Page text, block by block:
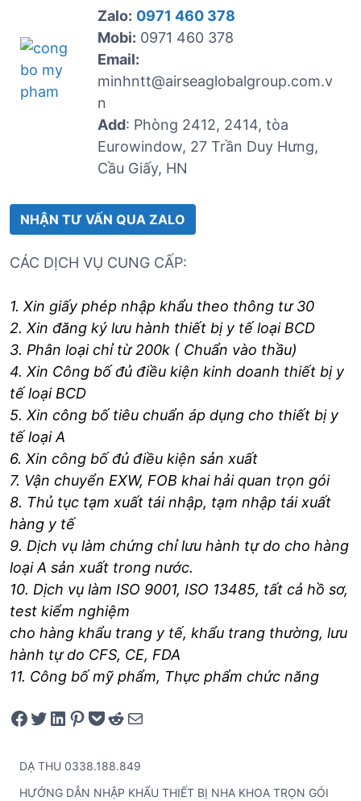
Zalo: 0971 460 378
Mobi: 0971 460 378
Email:
minhntt@airseaglobalgroup.com.v
n
Add: Phòng 2412, 2414, tòa
Eurowindow, 27 Trần Duy Hưng,
Cầu Giấy, HN
NHẬN TƯ VẤN QUA ZALO
CÁC DỊCH VỤ CUNG CẤP:
1. Xin giấy phép nhập khẩu theo thông tư 30
2. Xin đăng ký lưu hành thiết bị y tế loại BCD
3. Phân loại chỉ từ 200k ( Chuẩn vào thầu)
4. Xin Công bố đủ điều kiện kinh doanh thiết bị y
tế loại BCD
5. Xin công bố tiêu chuẩn áp dụng cho thiết bị y
tế loại A
6. Xin công bố đủ điều kiện sản xuất
7. Vận chuyển EXW, FOB khai hải quan trọn gói
8. Thủ tục tạm xuất tái nhập, tạm nhập tái xuất
hàng y tế
9. Dịch vụ làm chứng chỉ lưu hành tự do cho hàng
loại A sản xuất trong nước.
10. Dịch vụ làm ISO 9001, ISO 13485, tất cả hồ sơ,
test kiểm nghiệm
cho hàng khẩu trang y tế, khẩu trang thường, lưu
hành tự do CFS, CE, FDA
11. Công bố mỹ phẩm, Thực phẩm chức năng
Share on Facebook Tweet on Twitter Share on LinkedIn Pin on Pinterest Save to pocket Share on Reddit Share via Email
DẠ THU 0338.188.849
HƯỚNG DẪN NHẬP KHẨU THIẾT BỊ NHA KHOA TRỌN GÓI